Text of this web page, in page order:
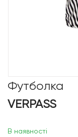
Футболка
VERPASS
В наявності